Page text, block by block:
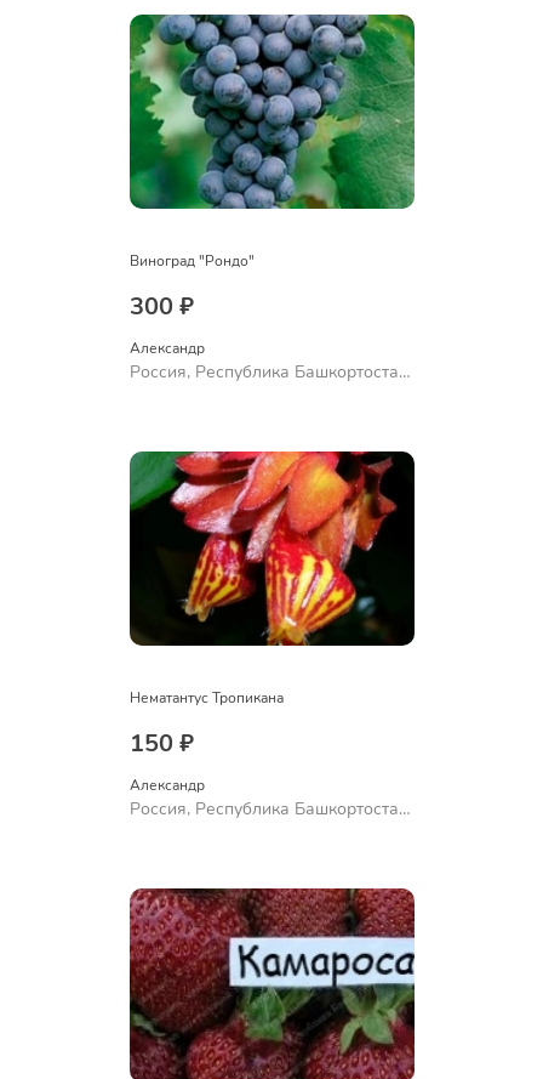
Виноград "Рондо"
300 ₽
Александр
Россия, Республика Башкортостан,
Нематантус Тропикана
150 ₽
Александр
Россия, Республика Башкортостан,